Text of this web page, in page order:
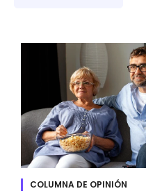
COLUMNA DE OPINIÓN